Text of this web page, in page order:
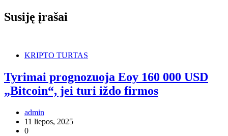
Susiję įrašai
KRIPTO TURTAS
Tyrimai prognozuoja Eoy 160 000 USD
„Bitcoin“, jei turi iždo firmos
admin
11 liepos, 2025
0